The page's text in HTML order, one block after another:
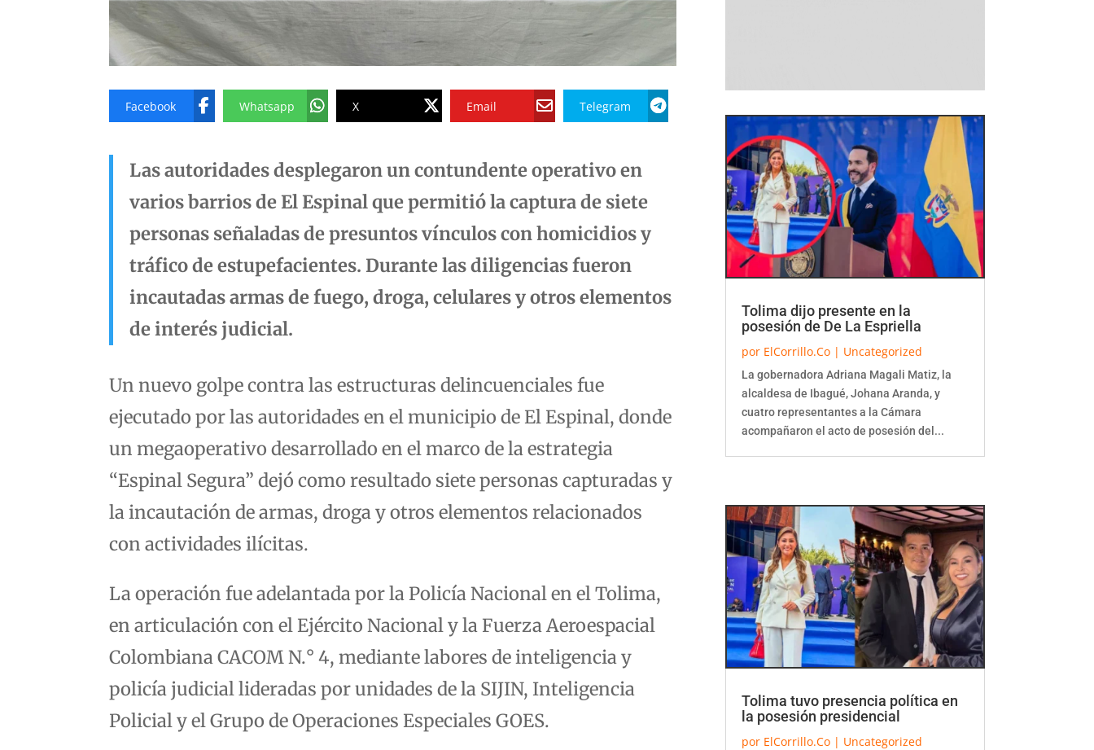
Facebook Whatsapp X Email Telegram
Las autoridades desplegaron un contundente operativo en
varios barrios de El Espinal que permitió la captura de siete
personas señaladas de presuntos vínculos con homicidios y
tráfico de estupefacientes. Durante las diligencias fueron
incautadas armas de fuego, droga, celulares y otros elementos
de interés judicial.
Un nuevo golpe contra las estructuras delincuenciales fue
ejecutado por las autoridades en el municipio de El Espinal, donde
un megaoperativo desarrollado en el marco de la estrategia
“Espinal Segura” dejó como resultado siete personas capturadas y
la incautación de armas, droga y otros elementos relacionados
con actividades ilícitas.
La operación fue adelantada por la Policía Nacional en el Tolima,
en articulación con el Ejército Nacional y la Fuerza Aeroespacial
Colombiana CACOM N.° 4, mediante labores de inteligencia y
policía judicial lideradas por unidades de la SIJIN, Inteligencia
Policial y el Grupo de Operaciones Especiales GOES.
Tolima dijo presente en la
posesión de De La Espriella
por ElCorrillo.Co| Uncategorized
La gobernadora Adriana Magali Matiz, la
alcaldesa de Ibagué, Johana Aranda, y
cuatro representantes a la Cámara
acompañaron el acto de posesión del...
Tolima tuvo presencia política en
la posesión presidencial
por ElCorrillo.Co| Uncategorized